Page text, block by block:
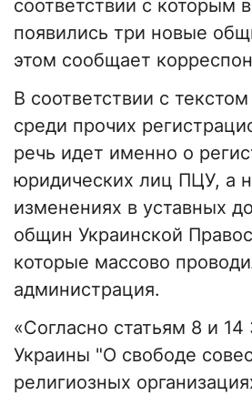
соответствии с которым
появились три новые
этом сообщает
В соответствии с
среди прочих
речь идет именно о
юридических лиц ПЦУ, а
изменениях в уставных
общин Украинской
которые массово
администрация.
«Согласно статьям 8 и 14
Украины "О свободе
религиозных